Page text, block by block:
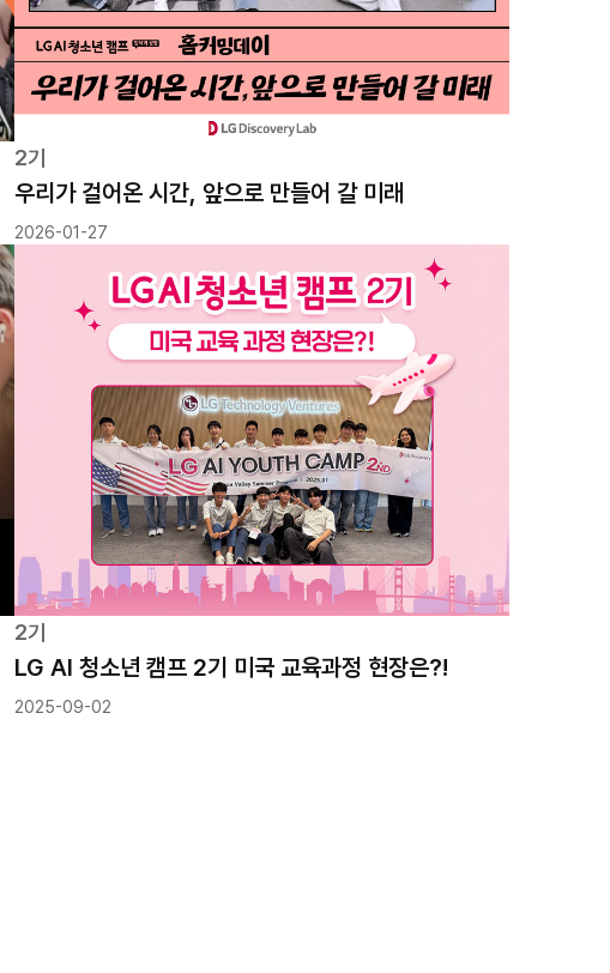
2기
우리가 걸어온 시간, 앞으로 만들어 갈 미래
2026-01-27
2기
LG AI 청소년 캠프 2기 미국 교육과정 현장은?!
2025-09-02